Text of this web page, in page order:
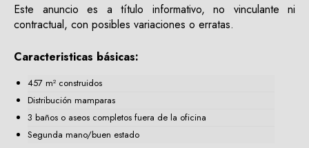
Este anuncio es a título informativo, no vinculante ni
contractual, con posibles variaciones o erratas.
Caracteristicas básicas:
457 m² construidos
Distribución mamparas
3 baños o aseos completos fuera de la oficina
Segunda mano/buen estado